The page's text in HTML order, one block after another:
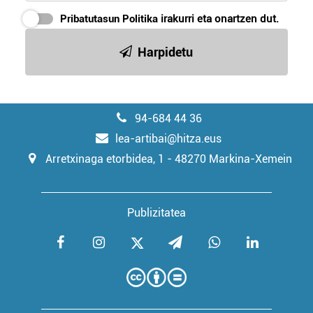
Pribatutasun Politika irakurri eta onartzen dut.
Harpidetu
94-684 44 36
lea-artibai@hitza.eus
Arretxinaga etorbidea, 1 - 48270 Markina-Xemein
Publizitatea